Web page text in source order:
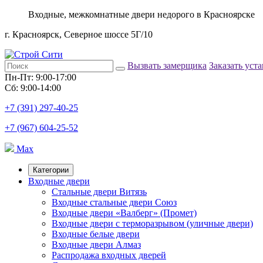
Входные, межкомнатные двери недорого в Красноярске
г. Красноярск, Северное шоссе 5Г/10
Вызвать замерщика Заказать
Пн-Пт: 9:00-17:00
Сб: 9:00-14:00
+7 (391) 297-40-25
+7 (967) 604-25-52
Max
Категории
Входные двери
Стальные двери Витязь
Входные стальные двери Союз
Входные двери «Валберг» (Промет)
Входные двери с терморазрывом (уличные двери)
Входные белые двери
Входные двери Алмаз
Распродажа входных дверей